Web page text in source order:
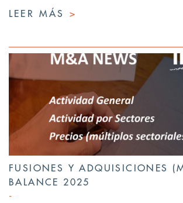
LEER MÁS >
FUSIONES Y ADQUISICIONES
BALANCE 2025